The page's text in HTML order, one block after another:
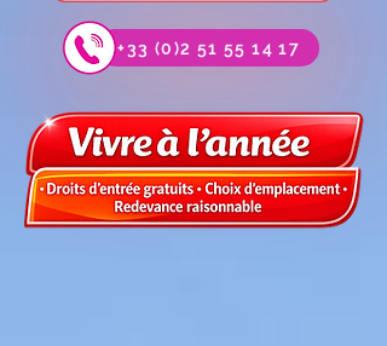
+33 (0)2 51 55 14 17